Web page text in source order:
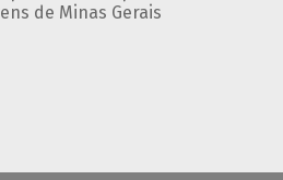
de Minas Gerais